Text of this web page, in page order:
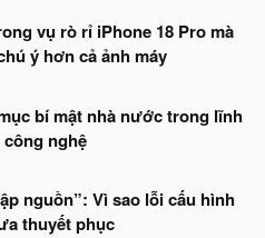
vụ rò rỉ iPhone 18 Pro mà
ý hơn cả ảnh máy
bí mật nhà nước trong lĩnh
nghệ
nguồn”: Vì sao lỗi cấu hình
thuyết phục